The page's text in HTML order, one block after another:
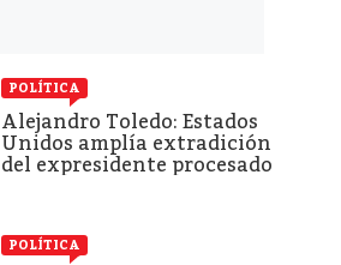
POLÍTICA
Alejandro Toledo: Estados
Unidos amplía extradición
del expresidente procesado
POLÍTICA